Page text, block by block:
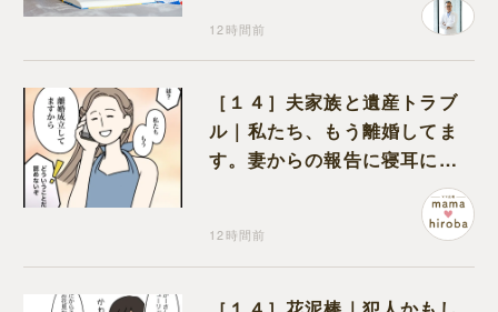
12時間前
［１４］夫家族と遺産トラブ
ル｜私たち、もう離婚してま
す。妻からの報告に寝耳に水
12時間前